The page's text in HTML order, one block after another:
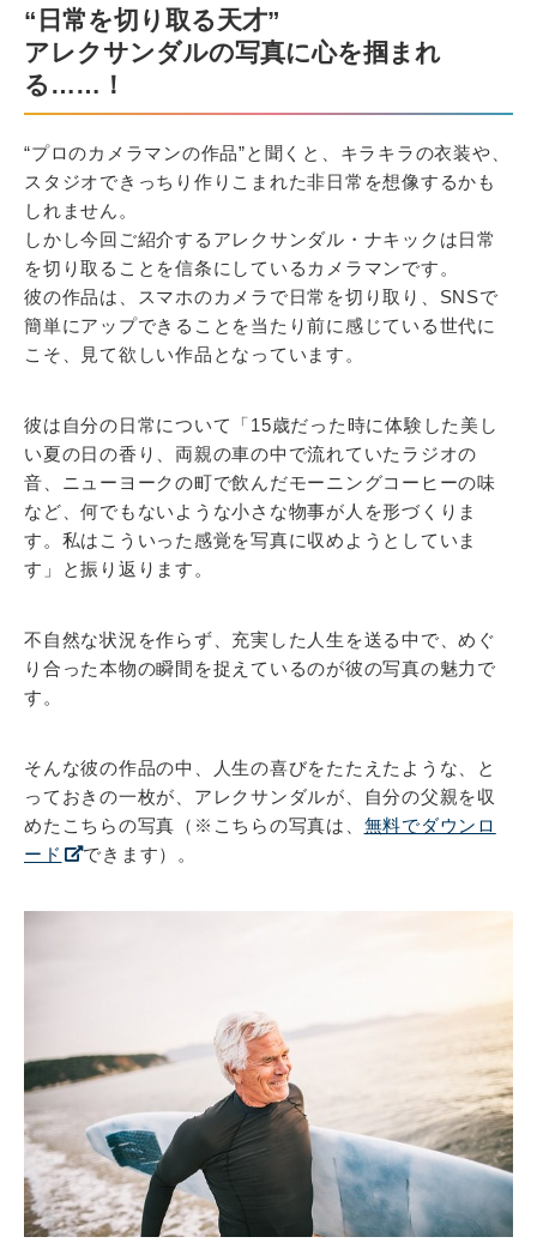
“日常を切り取る天才”
アレクサンダルの写真に心を掴まれ
る……！
“プロのカメラマンの作品”と聞くと、キラキラの衣装や、
スタジオできっちり作りこまれた非日常を想像するかも
しれません。
しかし今回ご紹介するアレクサンダル・ナキックは日常
を切り取ることを信条にしているカメラマンです。
彼の作品は、スマホのカメラで日常を切り取り、SNSで
簡単にアップできることを当たり前に感じている世代に
こそ、見て欲しい作品となっています。
彼は自分の日常について「15歳だった時に体験した美し
い夏の日の香り、両親の車の中で流れていたラジオの
音、ニューヨークの町で飲んだモーニングコーヒーの味
など、何でもないような小さな物事が人を形づくりま
す。私はこういった感覚を写真に収めようとしていま
す」と振り返ります。
不自然な状況を作らず、充実した人生を送る中で、めぐ
り合った本物の瞬間を捉えているのが彼の写真の魅力で
す。
そんな彼の作品の中、人生の喜びをたたえたような、と
っておきの一枚が、アレクサンダルが、自分の父親を収
めたこちらの写真（※こちらの写真は、 無料でダウンロ
ード
できます）。